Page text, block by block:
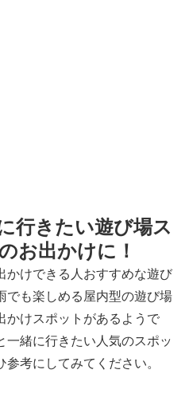
行きたい遊び場ス
お出かけに！
かけできる人おすすめな遊び
でも楽しめる屋内型の遊び場
かけスポットがあるようで
一緒に行きたい人気のスポッ
参考にしてみてください。